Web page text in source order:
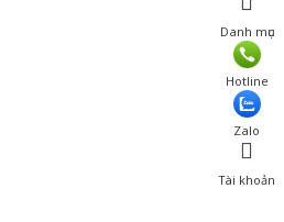
Danh mục
Hotline
Zalo
Tài khoản